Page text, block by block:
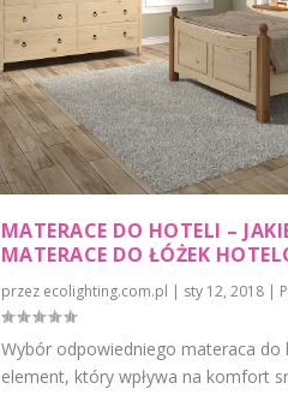
MATERACE DO HOTELI –
MATERACE DO ŁÓŻEK
przez ecolighting.com.pl | sty 12, 2018|
Wybór odpowiedniego materaca
element, który wpływa na komfort